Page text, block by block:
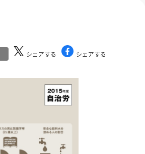
シェアする シェアする